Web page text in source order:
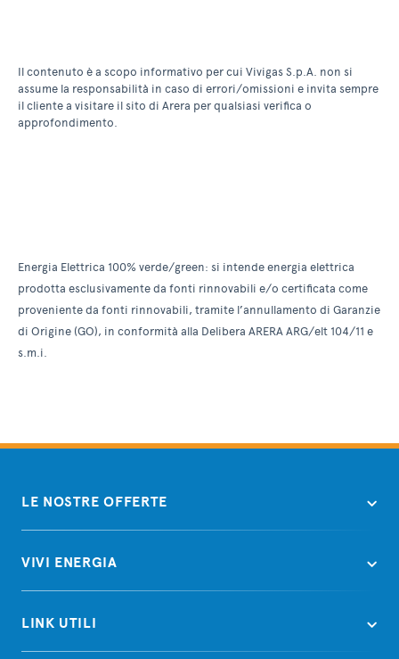
Il contenuto è a scopo informativo per cui Vivigas S.p.A. non si
assume la responsabilità in caso di errori/omissioni e invita sempre
il cliente a visitare il sito di Arera per qualsiasi verifica o
approfondimento.
Energia Elettrica 100% verde/green: si intende energia elettrica
prodotta esclusivamente da fonti rinnovabili e/o certificata come
proveniente da fonti rinnovabili, tramite l’annullamento di Garanzie
di Origine (GO), in conformità alla Delibera ARERA ARG/elt 104/11 e
s.m.i.
LE NOSTRE OFFERTE
VIVI ENERGIA
LINK UTILI